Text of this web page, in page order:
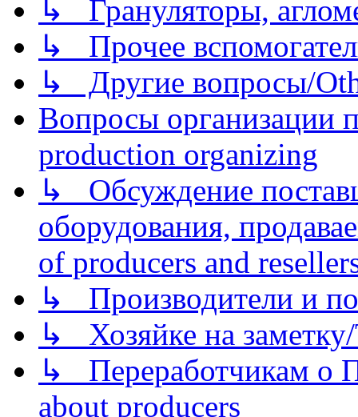
↳ Грануляторы,
↳ Прочее
↳ Другие вопросы/
Вопросы организации
production organizing
↳ Обсуждение
оборудования,
of producers and
↳ Производители и
↳ Хозяйке на
↳ Переработчикам о
about producers